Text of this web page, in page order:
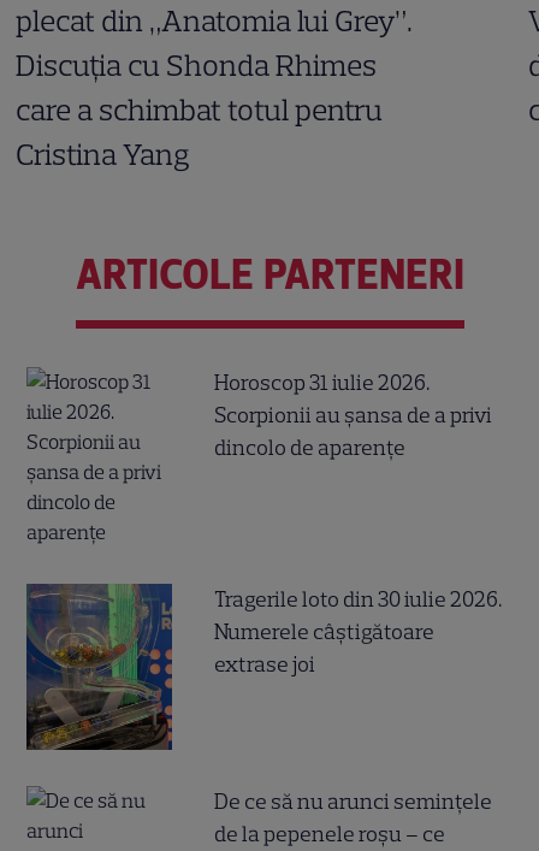
plecat din „Anatomia lui Grey”.
Discuția cu Shonda Rhimes
care a schimbat totul pentru
Cristina Yang
ARTICOLE PARTENERI
Horoscop 31 iulie 2026.
Scorpionii au șansa de a privi
dincolo de aparențe
Tragerile loto din 30 iulie 2026.
Numerele câştigătoare
extrase joi
De ce să nu arunci semințele
de la pepenele roșu – ce